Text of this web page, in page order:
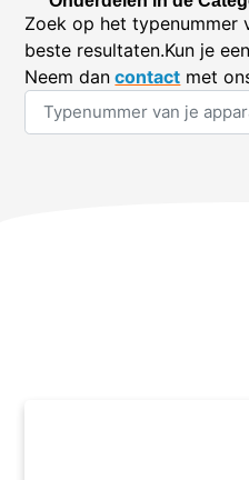
Zoek op het typenummer
beste resultaten.Kun je
Neem dan contact met